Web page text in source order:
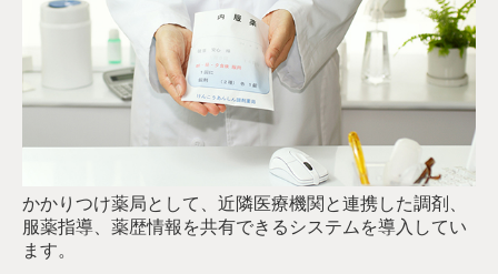
かかりつけ薬局として、近隣医療機関と連携した調剤、
服薬指導、薬歴情報を共有できるシステムを導入してい
ます。